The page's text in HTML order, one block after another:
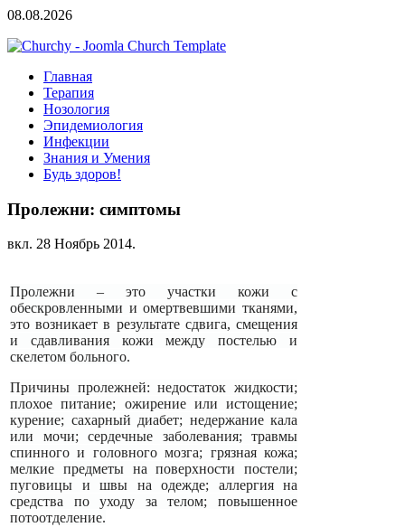
08.08.2026
Главная
Терапия
Нозология
Эпидемиология
Инфекции
Знания и Умения
Будь здоров!
Пролежни: симптомы
вкл. 28 Ноябрь 2014.
Пролежни – это участки кожи с
обескровленными и омертвевшими тканями,
это возникает в результате сдвига, смещения
и сдавливания кожи между постелью и
скелетом больного.
Причины пролежней: недостаток жидкости;
плохое питание; ожирение или истощение;
курение; сахарный диабет; недержание кала
или мочи; сердечные заболевания; травмы
спинного и головного мозга; грязная кожа;
мелкие предметы на поверхности постели;
пуговицы и швы на одежде; аллергия на
средства по уходу за телом; повышенное
потоотделение.